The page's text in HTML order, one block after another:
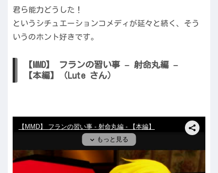
君ら能力どうした！
というシチュエーションコメディが延々と続く、そう
いうのホント好きです。
【MMD】 フランの習い事 – 射命丸編 –
【本編】（Lute さん）